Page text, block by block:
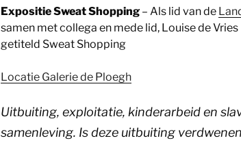
Expositie Sweat Shopping – Als lid van de
samen met collega en mede lid, Louise de
getiteld Sweat Shopping
Locatie Galerie de Ploegh
Uitbuiting, exploitatie, kinderarbeid en
samenleving. Is deze uitbuiting